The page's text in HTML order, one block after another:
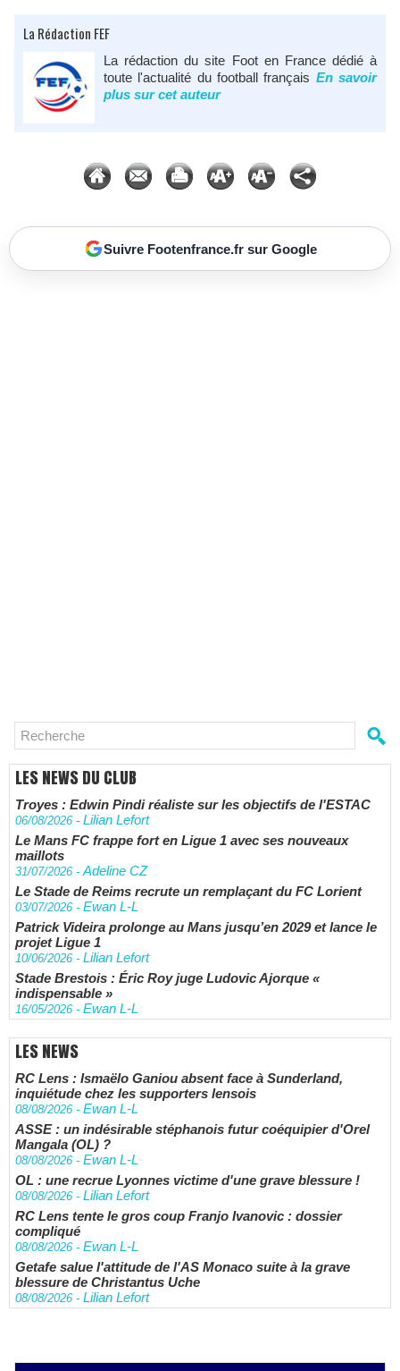
La Rédaction FEF
La rédaction du site Foot en France dédié à
toute l'actualité du football français En savoir
plus sur cet auteur
Suivre Footenfrance.fr sur Google
LES NEWS DU CLUB
Troyes : Edwin Pindi réaliste sur les objectifs de l'ESTAC
06/08/2026 - Lilian Lefort
Le Mans FC frappe fort en Ligue 1 avec ses nouveaux
maillots
31/07/2026 -Adeline CZ
Le Stade de Reims recrute un remplaçant du FC Lorient
03/07/2026 - Ewan L-L
Patrick Videira prolonge au Mans jusqu’en 2029 et lance le
projet Ligue 1
10/06/2026 - Lilian Lefort
Stade Brestois : Éric Roy juge Ludovic Ajorque «
indispensable »
16/05/2026 - Ewan L-L
LES NEWS
RC Lens : Ismaëlo Ganiou absent face à Sunderland,
inquiétude chez les supporters lensois
08/08/2026 - Ewan L-L
ASSE : un indésirable stéphanois futur coéquipier d'Orel
Mangala (OL) ?
08/08/2026 - Ewan L-L
OL : une recrue Lyonnes victime d'une grave blessure !
08/08/2026 - Lilian Lefort
RC Lens tente le gros coup Franjo Ivanovic : dossier
compliqué
08/08/2026 - Ewan L-L
Getafe salue l'attitude de l'AS Monaco suite à la grave
blessure de Christantus Uche
08/08/2026 - Lilian Lefort